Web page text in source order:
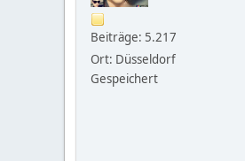
Beiträge: 5.217
Ort: Düsseldorf
Gespeichert